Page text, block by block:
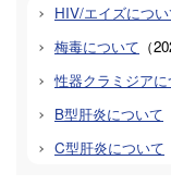
HIV/エイズにつ
梅毒について （
性器クラミジア
B型肝炎について
C型肝炎について